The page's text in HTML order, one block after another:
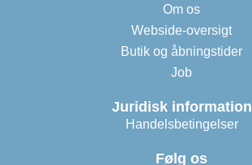
Om os
Webside-oversigt
Butik og åbningstider
Job
Juridisk information
Handelsbetingelser
Følg os